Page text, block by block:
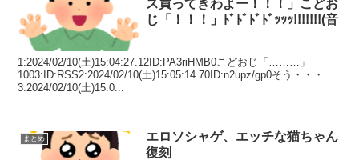
ス買ってきわよー！！！」こどお
じ「！！！」ﾄﾞﾄﾞﾄﾞﾄﾞｯｯｯ!!!!!!!(音
1:2024/02/10(土)15:04:27.12ID:PA3riHMB0こどおじ「………」
1003:ID:RSS2:2024/02/10(土)15:05:14.70ID:n2upz/gp0そう・・・
3:2024/02/10(土)15:0...
まとめ
エロソシャゲ、エッチな猫ちゃん
復刻